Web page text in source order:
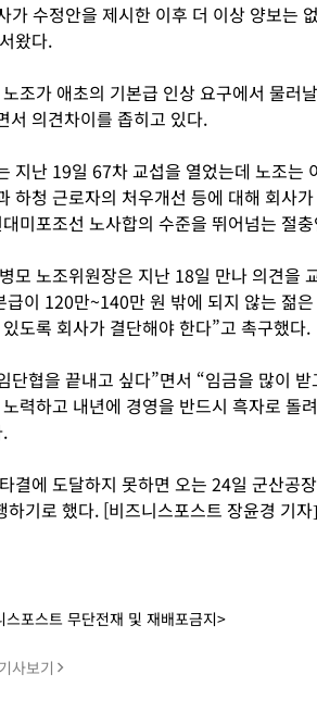
가 수정안을 제시한 이후 더 이상 양보는
왔다.
조가 애초의 기본급 인상 요구에서 물러
서 의견차이를 좁히고 있다.
지난 19일 67차 교섭을 열었는데 노조는
하청 근로자의 처우개선 등에 대해 회사
미포조선 노사합의 수준을 뛰어넘는 절
모 노조위원장은 지난 18일 만나 의견을
급이 120만~140만 원 밖에 되지 않는 젊
도록 회사가 결단해야 한다”고 촉구했다.
단협을 끝내고 싶다”면서 “임금을 많이
력하고 내년에 경영을 반드시 흑자로 돌
결에 도달하지 못하면 오는 24일 군산공
하기로 했다. [비즈니스포스트 장윤경 기자]
포스트 무단전재 및 재배포금지>
사보기